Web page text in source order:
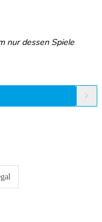
nur dessen Spiele